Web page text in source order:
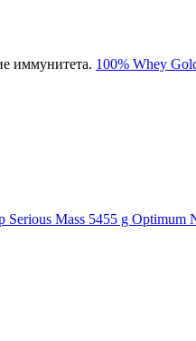
иммунитета. 100% Whey
Serious Mass 5455 g Optimum